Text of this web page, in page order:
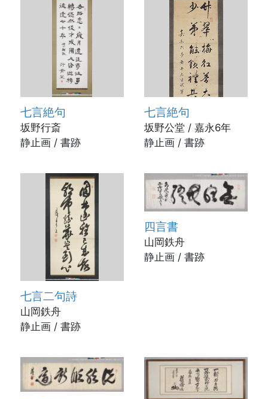
七言絶句
坂野行斎
静止画 / 書跡
七言絶句
坂野公堂 / 嘉永6年
静止画 / 書跡
七言二句詩
山岡鉄舟
静止画 / 書跡
四言書
山岡鉄舟
静止画 / 書跡